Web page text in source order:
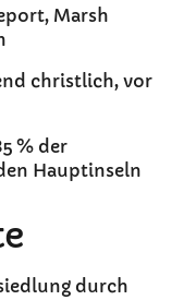
Marsh
christlich, vor
% der
Hauptinseln
durch